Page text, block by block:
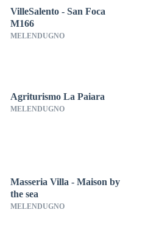
VilleSalento - San Foca
M166
MELENDUGNO
Agriturismo La Paiara
MELENDUGNO
Masseria Villa - Maison by
the sea
MELENDUGNO